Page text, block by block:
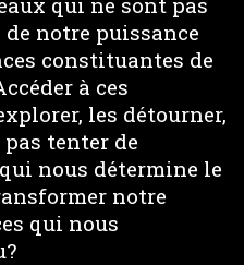
notre puissance
constituantes de
à ces
les détourner,
pas tenter de
nous détermine le
notre
qui nous